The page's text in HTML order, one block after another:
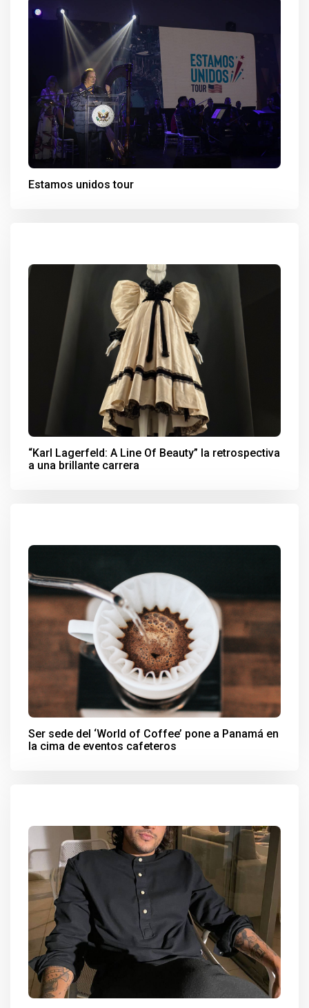
Estamos unidos tour
“Karl Lagerfeld: A Line Of Beauty” la retrospectiva
a una brillante carrera
Ser sede del ‘World of Coffee’ pone a Panamá en
la cima de eventos cafeteros